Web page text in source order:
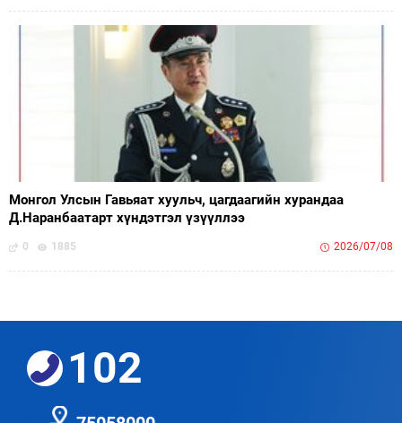
Монгол Улсын Гавьяат хуульч, цагдаагийн хурандаа
Д.Наранбаатарт хүндэтгэл үзүүллээ
0 1885 2026/07/08
102